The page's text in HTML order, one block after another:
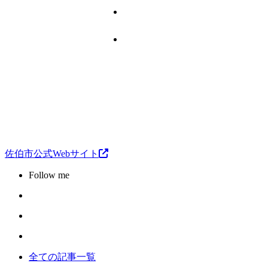
佐伯市公式Webサイト
Follow me
全ての記事一覧